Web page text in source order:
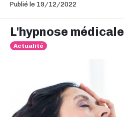
Publié le 19/12/2022
L'hypnose médicale
Actualité